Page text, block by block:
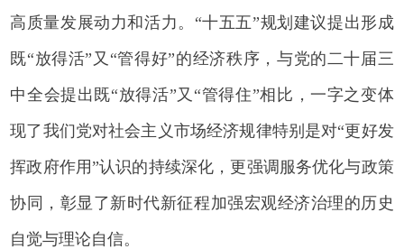
高质量发展动力和活力。“十五五”规划建议提出形成
既“放得活”又“管得好”的经济秩序，与党的二十届三
中全会提出既“放得活”又“管得住”相比，一字之变体
现了我们党对社会主义市场经济规律特别是对“更好发
挥政府作用”认识的持续深化，更强调服务优化与政策
协同，彰显了新时代新征程加强宏观经济治理的历史
自觉与理论自信。